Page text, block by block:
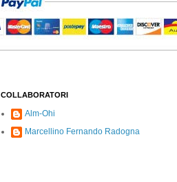
COLLABORATORI
Alm-Ohi
Marcellino Fernando Radogna